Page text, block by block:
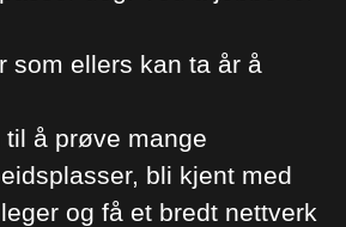
som ellers kan ta år å
å prøve mange
bli kjent med
og få et bredt nettverk